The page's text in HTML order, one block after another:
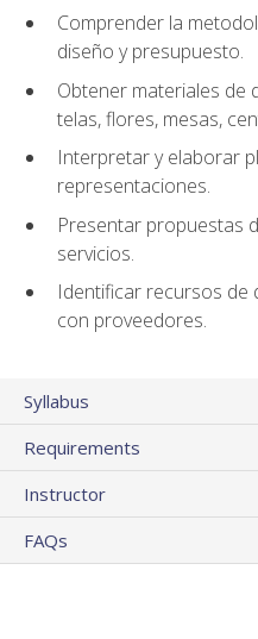
Comprender la
diseño y presupuesto.
Obtener materiales de
telas, flores, mesas,
Interpretar y elaborar
representaciones.
Presentar propuestas
servicios.
Identificar recursos de
con proveedores.
Syllabus
Requirements
Instructor
FAQs